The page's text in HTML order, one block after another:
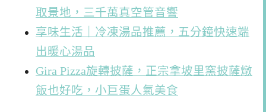
取景地，三千萬真空管音響
享味生活｜冷凍湯品推薦，五分鐘快速端
出暖心湯品
Gira Pizza旋轉披薩，正宗拿坡里窯披薩燉
飯也好吃，小巨蛋人氣美食